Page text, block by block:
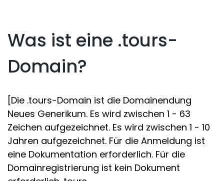
Was ist eine .tours-
Domain?
[Die .tours-Domain ist die Domainendung
Neues Generikum. Es wird zwischen 1 - 63
Zeichen aufgezeichnet. Es wird zwischen 1 - 10
Jahren aufgezeichnet. Für die Anmeldung ist
eine Dokumentation erforderlich. Für die
Domainregistrierung ist kein Dokument